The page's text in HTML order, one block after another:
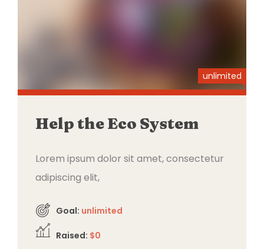
unlimited
Help the Eco System
Lorem ipsum dolor sit amet, consectetur
adipiscing elit,
Goal: unlimited
Raised: $0